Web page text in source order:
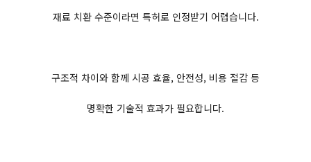
재료 치환 수준이라면 특허로 인정받기 어렵습니다.
구조적 차이와 함께 시공 효율, 안전성, 비용 절감 등
명확한 기술적 효과가 필요합니다.